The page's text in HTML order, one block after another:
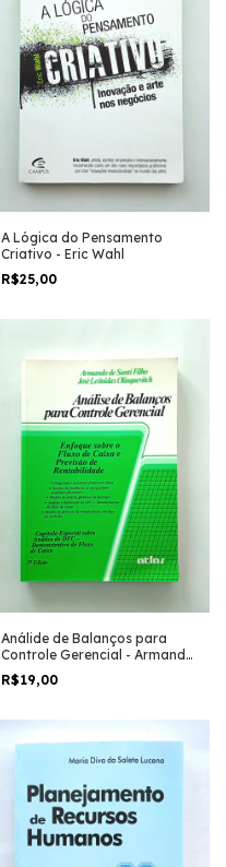
A Lógica do Pensamento
Criativo - Eric Wahl
R$25,00
Análide de Balanços para
Controle Gerencial - Armando
de Santi Filho
R$19,00